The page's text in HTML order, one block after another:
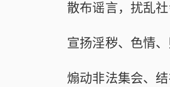
散布谣言，扰乱
宣扬淫秽、色情
煽动非法集会、